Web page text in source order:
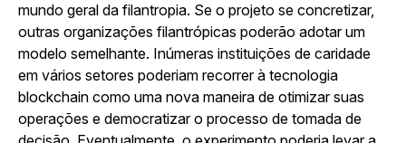
mundo geral da filantropia. Se o projeto se concretizar,
outras organizações filantrópicas poderão adotar um
modelo semelhante. Inúmeras instituições de caridade
em vários setores poderiam recorrer à tecnologia
blockchain como uma nova maneira de otimizar suas
operações e democratizar o processo de tomada de